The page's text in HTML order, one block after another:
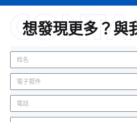
想發現更多？與